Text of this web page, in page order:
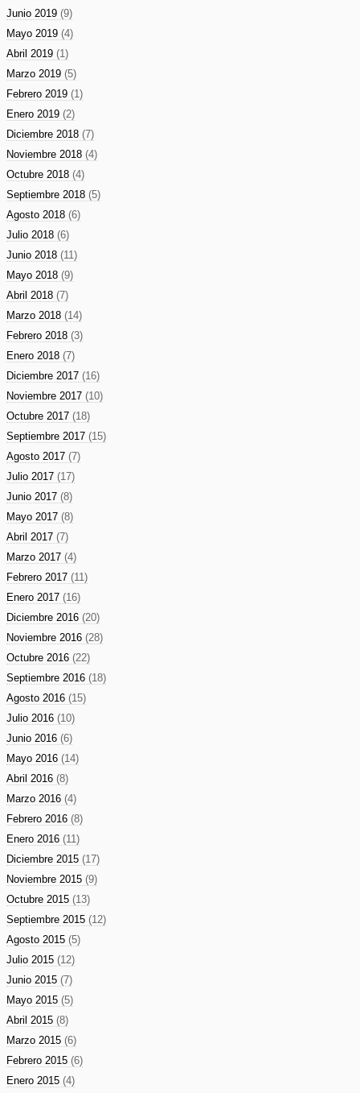
Junio 2019 (9)
Mayo 2019 (4)
Abril 2019 (1)
Marzo 2019 (5)
Febrero 2019 (1)
Enero 2019 (2)
Diciembre 2018 (7)
Noviembre 2018 (4)
Octubre 2018 (4)
Septiembre 2018 (5)
Agosto 2018 (6)
Julio 2018 (6)
Junio 2018 (11)
Mayo 2018 (9)
Abril 2018 (7)
Marzo 2018 (14)
Febrero 2018 (3)
Enero 2018 (7)
Diciembre 2017 (16)
Noviembre 2017 (10)
Octubre 2017 (18)
Septiembre 2017 (15)
Agosto 2017 (7)
Julio 2017 (17)
Junio 2017 (8)
Mayo 2017 (8)
Abril 2017 (7)
Marzo 2017 (4)
Febrero 2017 (11)
Enero 2017 (16)
Diciembre 2016 (20)
Noviembre 2016 (28)
Octubre 2016 (22)
Septiembre 2016 (18)
Agosto 2016 (15)
Julio 2016 (10)
Junio 2016 (6)
Mayo 2016 (14)
Abril 2016 (8)
Marzo 2016 (4)
Febrero 2016 (8)
Enero 2016 (11)
Diciembre 2015 (17)
Noviembre 2015 (9)
Octubre 2015 (13)
Septiembre 2015 (12)
Agosto 2015 (5)
Julio 2015 (12)
Junio 2015 (7)
Mayo 2015 (5)
Abril 2015 (8)
Marzo 2015 (6)
Febrero 2015 (6)
Enero 2015 (4)